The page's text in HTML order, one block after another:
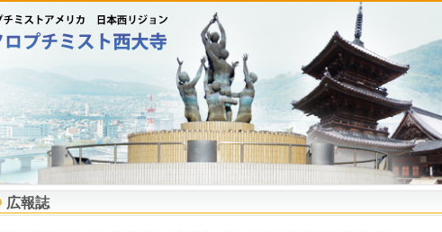
広報誌